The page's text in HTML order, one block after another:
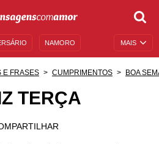
MAIS
NAMORO
E FRASES CUMPRIMENTOS BOA
TERÇA